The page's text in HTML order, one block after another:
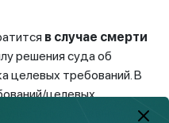
в случае смерти
решения суда об
целевых требований. В
целевых